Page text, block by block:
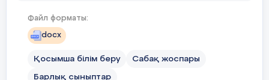
Еңбекқорлыққа, ұқыптылыққа,
тиянақтылыққа, ізденімпаздыққа
үйренеді;
Өз жұмысына және өз жолдастарының
жұмысына әділ баға беруді үйренеді;
Файл форматы:
docx
Қосымша білім беру Сабақ жоспары
Барлық сыныптар